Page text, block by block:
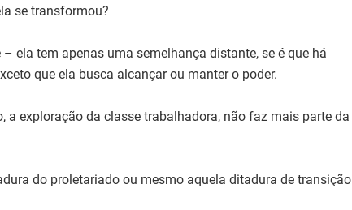
se transformou?
ela tem apenas uma semelhança distante, se é que há
que ela busca alcançar ou manter o poder.
a exploração da classe trabalhadora, não faz mais parte da
do proletariado ou mesmo aquela ditadura de transição